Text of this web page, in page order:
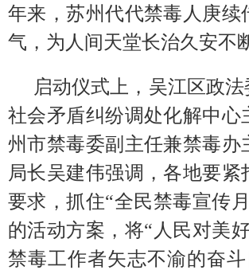
年来，苏州代代禁毒人庚
气，为人间天堂长治久安不
启动仪式上，吴江区政
社会矛盾纠纷调处化解中
州市禁毒委副主任兼禁毒
局长吴建伟强调，各地要
要求，抓住“全民禁毒宣传
的活动方案，将“人民对美
禁毒工作者矢志不渝的奋